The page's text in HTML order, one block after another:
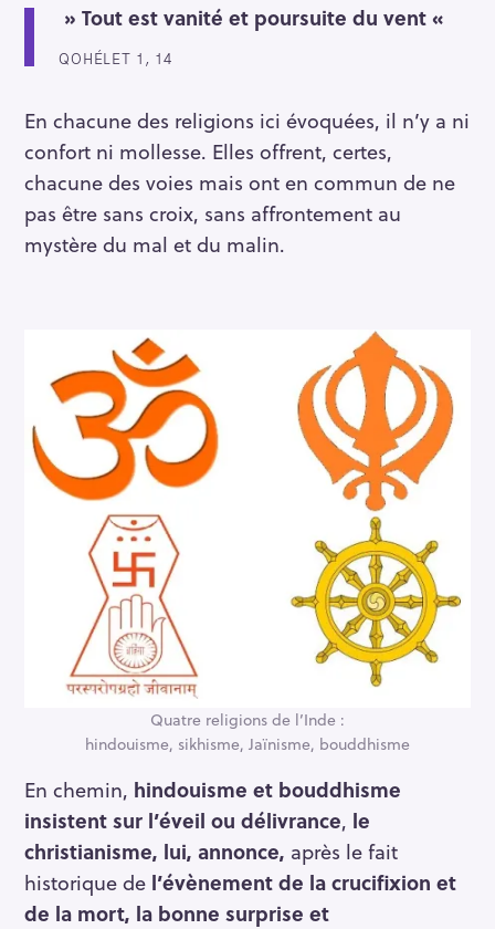
» Tout est vanité et poursuite du vent «
QOHÉLET 1, 14
En chacune des religions ici évoquées, il n’y a ni
confort ni mollesse. Elles offrent, certes,
chacune des voies mais ont en commun de ne
pas être sans croix, sans affrontement au
mystère du mal et du malin.
Quatre religions de l’Inde :
hindouisme, sikhisme, Jaïnisme, bouddhisme
En chemin, hindouisme et bouddhisme
insistent sur l’éveil ou délivrance, le
christianisme, lui, annonce, après le fait
historique de l’évènement de la crucifixion et
de la mort, la bonne surprise et